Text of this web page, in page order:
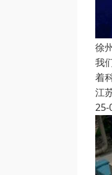
徐
我
着
江
25-